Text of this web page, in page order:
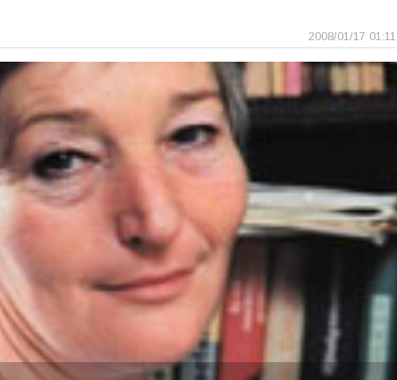
2008/01/17 01:11